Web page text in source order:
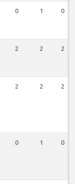
0 1 0
2 2 2
2 2 2
0 1 0